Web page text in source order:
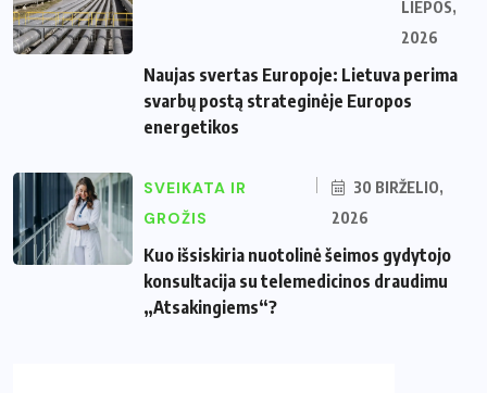
LIEPOS,
2026
Naujas svertas Europoje: Lietuva perima
svarbų postą strateginėje Europos
energetikos
SVEIKATA IR
GROŽIS
30 BIRŽELIO,
2026
Kuo išsiskiria nuotolinė šeimos gydytojo
konsultacija su telemedicinos draudimu
„Atsakingiems“?